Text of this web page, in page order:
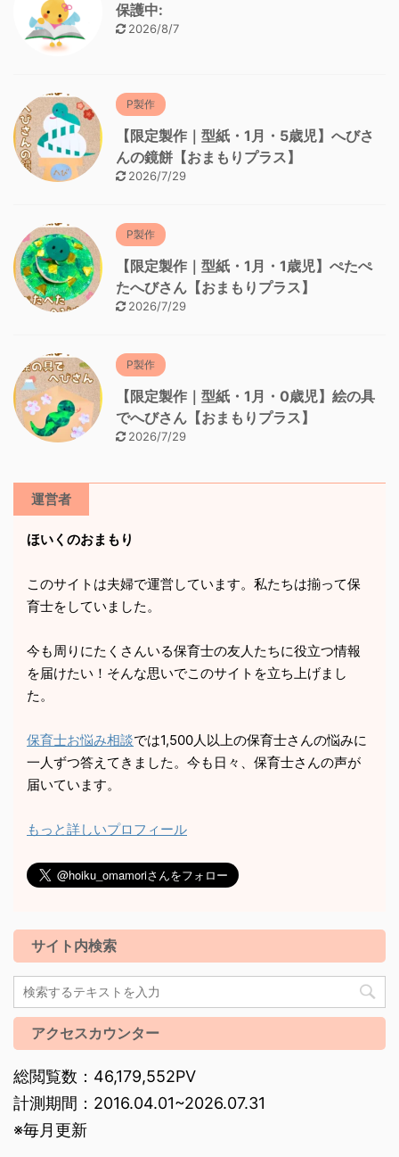
保護中:
2026/8/7
P製作
【限定製作｜型紙・1月・5歳児】へびさ
んの鏡餅【おまもりプラス】
2026/7/29
P製作
【限定製作｜型紙・1月・1歳児】ぺたぺ
たへびさん【おまもりプラス】
2026/7/29
P製作
【限定製作｜型紙・1月・0歳児】絵の具
でへびさん【おまもりプラス】
2026/7/29
運営者
ほいくのおまもり
このサイトは夫婦で運営しています。私たちは揃って保
育士をしていました。
今も周りにたくさんいる保育士の友人たちに役立つ情報
を届けたい！そんな思いでこのサイトを立ち上げまし
た。
保育士お悩み相談では1,500人以上の保育士さんの悩みに
一人ずつ答えてきました。今も日々、保育士さんの声が
届いています。
もっと詳しいプロフィール
サイト内検索
アクセスカウンター
総閲覧数：46,179,552PV
計測期間：2016.04.01~2026.07.31
※毎月更新